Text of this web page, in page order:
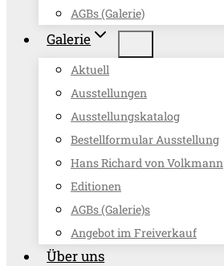
AGBs (Galerie)
Galerie
Aktuell
Ausstellungen
Ausstellungskatalog
Bestellformular Ausstellung
Hans Richard von Volkmann
Editionen
AGBs (Galerie)s
Angebot im Freiverkauf
Über uns